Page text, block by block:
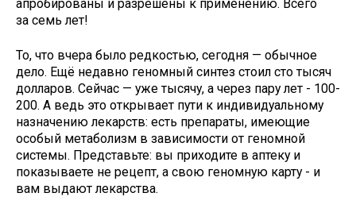
апробированы и разрешены к применению. Всего
за семь лет!
То, что вчера было редкостью, сегодня — обычное
дело. Ещё недавно геномный синтез стоил сто тысяч
долларов. Сейчас — уже тысячу, а через пару лет - 100-
200. А ведь это открывает пути к индивидуальному
назначению лекарств: есть препараты, имеющие
особый метаболизм в зависимости от геномной
системы. Представьте: вы приходите в аптеку и
показываете не рецепт, а свою геномную карту - и
вам выдают лекарства.